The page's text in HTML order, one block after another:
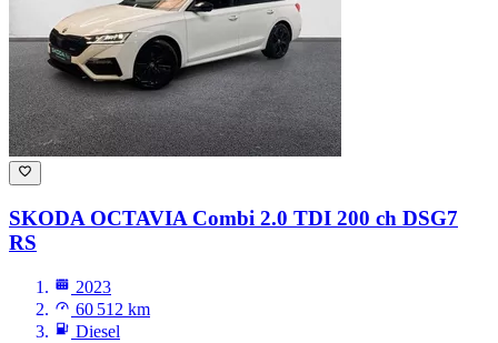
SKODA OCTAVIA Combi 2.0 TDI 200 ch DSG7
RS
2023
60 512 km
Diesel